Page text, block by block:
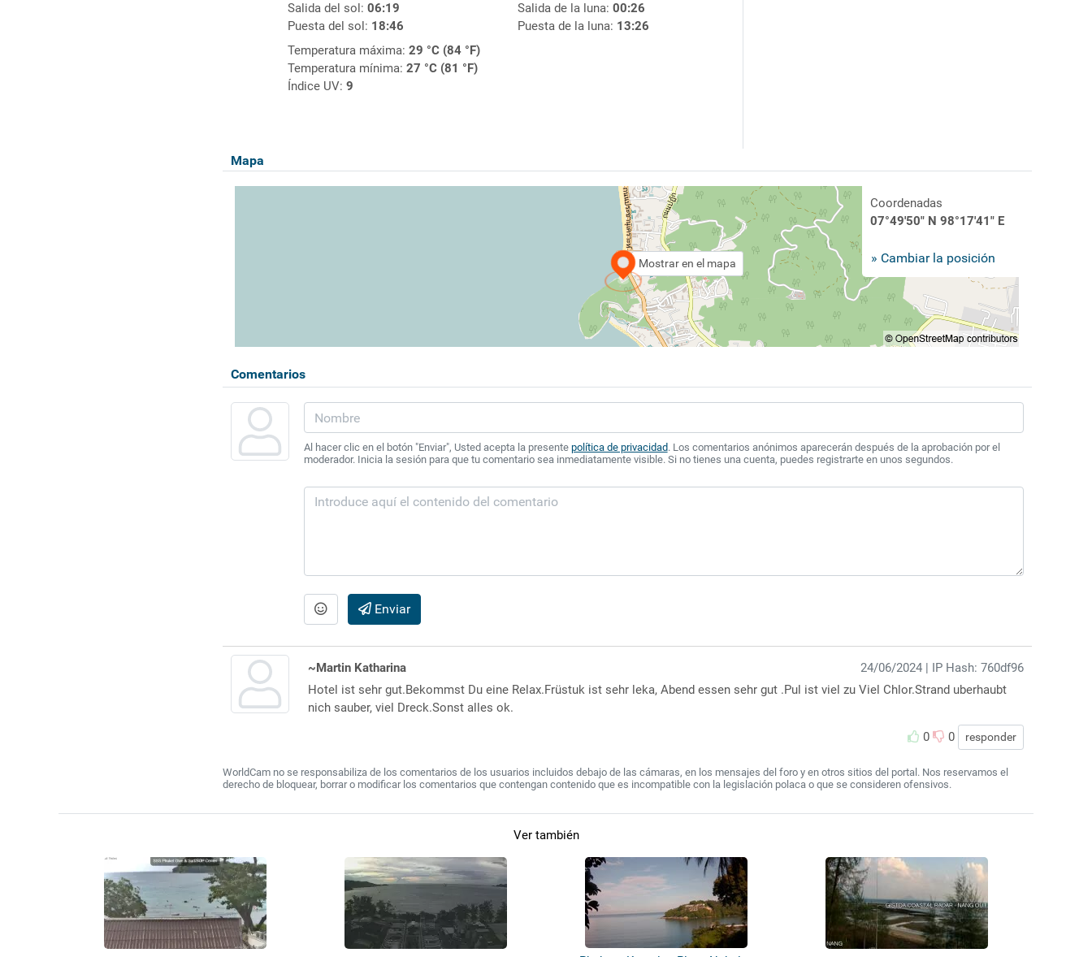
Salida del sol: 06:19
Puesta del sol: 18:46
Salida de la luna: 00:26
Puesta de la luna: 13:26
Temperatura máxima: 29 °C (84 °F)
Temperatura mínima: 27 °C (81 °F)
Índice UV: 9
Mapa
Mostrar en el mapa
Coordenadas
07°49'50" N 98°17'41" E
» Cambiar la posición
Comentarios
Al hacer clic en el botón "Enviar", Usted acepta la presente política de privacidad. Los comentarios anónimos aparecerán después de la aprobación por el
moderador. Inicia la sesión para que tu comentario sea inmediatamente visible. Si no tienes una cuenta, puedes registrarte en unos segundos.
Enviar
24/06/2024 | IP Hash: 760df96
~Martin Katharina
Hotel ist sehr gut.Bekommst Du eine Relax.Früstuk ist sehr leka, Abend essen sehr gut .Pul ist viel zu Viel Chlor.Strand uberhaubt
nich sauber, viel Dreck.Sonst alles ok.
0
0 responder
WorldCam no se responsabiliza de los comentarios de los usuarios incluidos debajo de las cámaras, en los mensajes del foro y en otros sitios del portal. Nos reservamos el
derecho de bloquear, borrar o modificar los comentarios que contengan contenido que es incompatible con la legislación polaca o que se consideren ofensivos.
Ver también